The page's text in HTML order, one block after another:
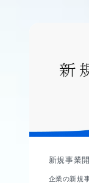
新規事業
企業の新規